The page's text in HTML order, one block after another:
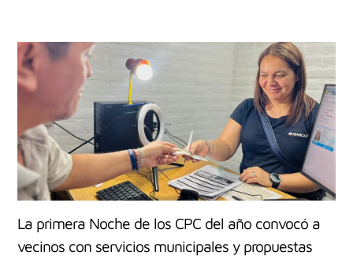
La primera Noche de los CPC del año convocó a
vecinos con servicios municipales y propuestas